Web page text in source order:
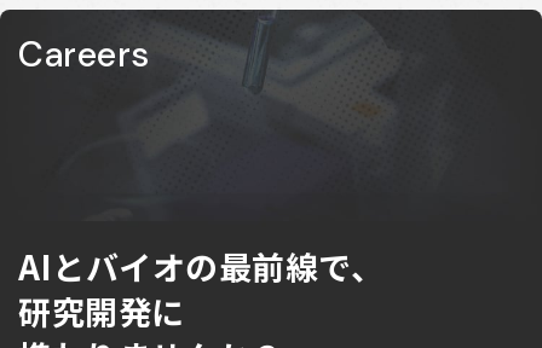
Careers
AIとバイオの最前線で、
研究開発に